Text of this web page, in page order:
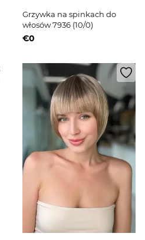
Grzywka na spinkach do
włosów 7936 (10/0)
€0